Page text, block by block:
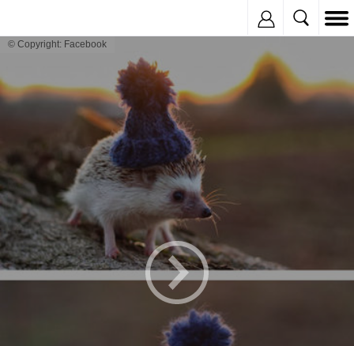
© Copyright: Facebook